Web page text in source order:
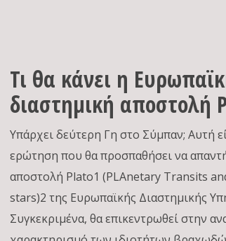
Τι θα κάνει η
διαστημική αποστολή
Υπάρχει δεύτερη Γη στο Σύμπαν; Αυτή
ερώτηση που θα προσπαθήσει να
αποστολή Plato1 (PLAnetary Transits
stars)2 της Ευρωπαϊκής Διαστημικής
Συγκεκριμένα, θα επικεντρωθεί στην